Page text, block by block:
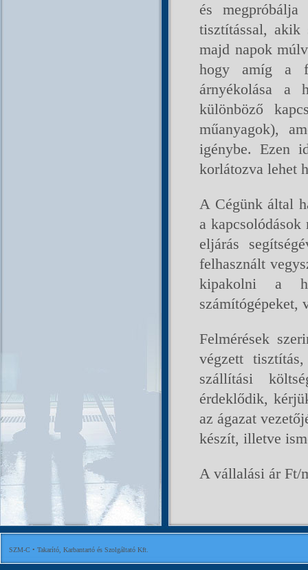
és
tisztítással, akik
majd napok
hogy amíg a
árnyékolása a
különböző
műanyagok),
igénybe. Ezen
korlátozva lehet
A Cégünk által
a
eljárás
felhasznált
kipakolni a
számítógépeket,
Felmérések
végzett
szállítási
érdeklődik,
az ágazat
készít, illetve
A vállalási ár Ft/
SZM-C • Takarító, Karbantartó és Szolgáltató Kft.